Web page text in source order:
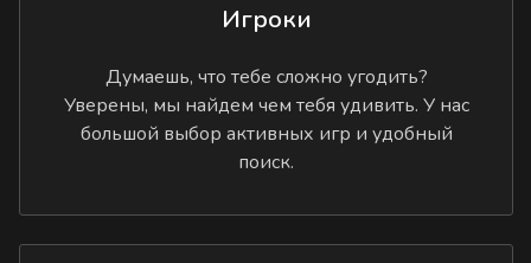
Игроки
Думаешь, что тебе сложно угодить?
Уверены, мы найдем чем тебя удивить. У нас
большой выбор активных игр и удобный
поиск.